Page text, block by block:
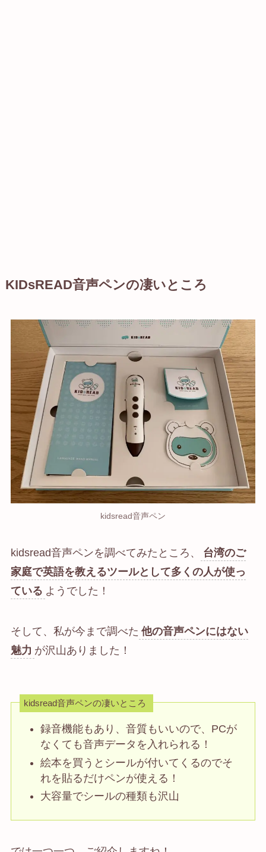
KIDsREAD音声ペンの凄いところ
kidsread音声ペン
kidsread音声ペンを調べてみたところ、
台湾のご
家庭で英語を教えるツールとして多くの人が使っ
ている ようでした！
そして、私が今まで調べた 他の音声ペンにはない
魅力 が沢山ありました！
kidsread音声ペンの凄いところ
録音機能もあり、音質もいいので、PCが
なくても音声データを入れられる！
絵本を買うとシールが付いてくるのでそ
れを貼るだけペンが使える！
大容量でシールの種類も沢山